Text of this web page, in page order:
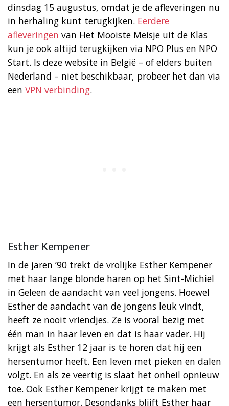
dinsdag 15 augustus, omdat je de afleveringen nu
in herhaling kunt terugkijken. Eerdere
afleveringen van Het Mooiste Meisje uit de Klas
kun je ook altijd terugkijken via NPO Plus en NPO
Start. Is deze website in België – of elders buiten
Nederland – niet beschikbaar, probeer het dan via
een VPN verbinding.
Esther Kempener
In de jaren ’90 trekt de vrolijke Esther Kempener
met haar lange blonde haren op het Sint-Michiel
in Geleen de aandacht van veel jongens. Hoewel
Esther de aandacht van de jongens leuk vindt,
heeft ze nooit vriendjes. Ze is vooral bezig met
één man in haar leven en dat is haar vader. Hij
krijgt als Esther 12 jaar is te horen dat hij een
hersentumor heeft. Een leven met pieken en dalen
volgt. En als ze veertig is slaat het onheil opnieuw
toe. Ook Esther Kempener krijgt te maken met
een hersentumor. Desondanks blijft Esther haar